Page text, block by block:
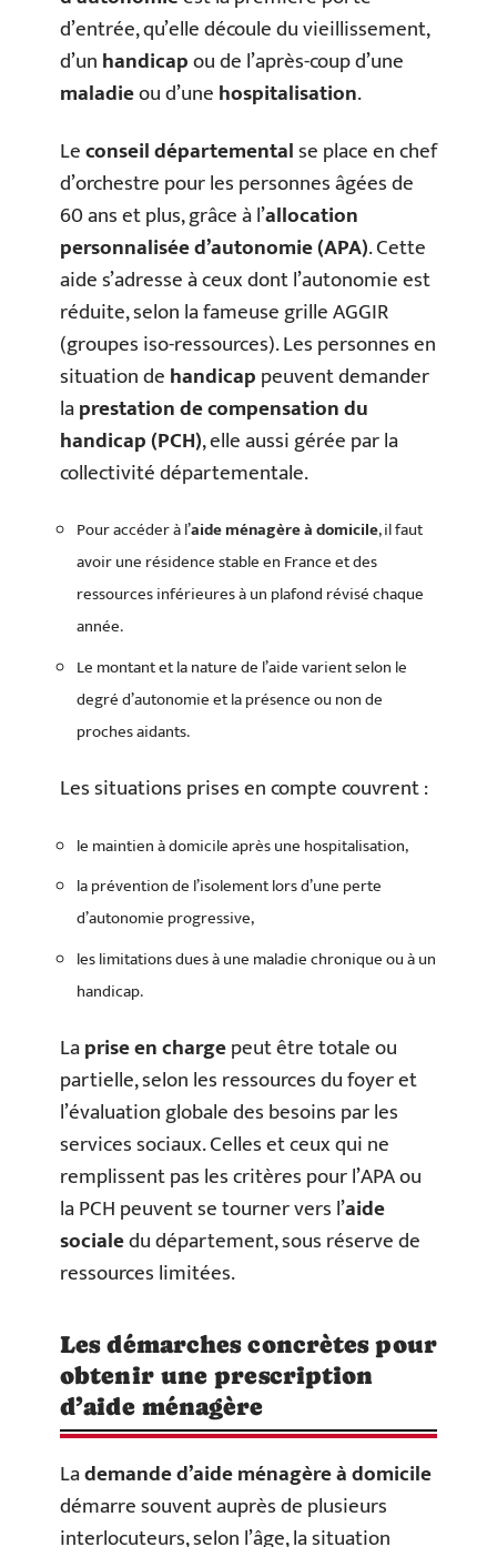
d’entrée, qu’elle découle du vieillissement,
d’unhandicapou de l’après-coup d’une
maladieou d’unehospitalisation.
Leconseil départementalse place en chef
d’orchestre pour les personnes âgées de
60 ans et plus, grâce à l’allocation
personnalisée d’autonomie (APA). Cette
aide s’adresse à ceux dont l’autonomie est
réduite, selon la fameuse grille AGGIR
(groupes iso-ressources). Les personnes en
situation dehandicappeuvent demander
laprestation de compensation du
handicap (PCH), elle aussi gérée par la
collectivité départementale.
Pour accéder à l’aide ménagère à domicile, il faut
avoir une résidence stable en France et des
ressources inférieures à un plafond révisé chaque
année.
Le montant et la nature de l’aide varient selon le
degré d’autonomie et la présence ou non de
proches aidants.
Les situations prises en compte couvrent :
le maintien à domicile après une hospitalisation,
la prévention de l’isolement lors d’une perte
d’autonomie progressive,
les limitations dues à une maladie chronique ou à un
handicap.
Laprise en chargepeut être totale ou
partielle, selon les ressources du foyer et
l’évaluation globale des besoins par les
services sociaux. Celles et ceux qui ne
remplissent pas les critères pour l’APA ou
la PCH peuvent se tourner vers l’aide
socialedu département, sous réserve de
ressources limitées.
Les démarches concrètes pour
obtenir une prescription
d’aide ménagère
Lademande d’aide ménagère à domicile
démarre souvent auprès de plusieurs
interlocuteurs, selon l’âge, la situation